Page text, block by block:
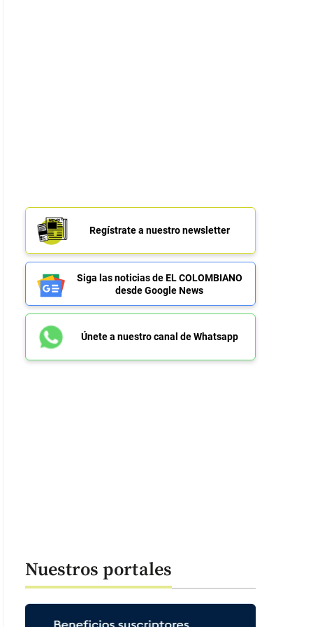
Oseguera Cervantes, alias El Mencho, máximo líder del Cartel
Regístrate a nuestro newsletter
Siga las noticias de EL COLOMBIANO
desde Google News
Únete a nuestro canal de Whatsapp
Nuestros portales